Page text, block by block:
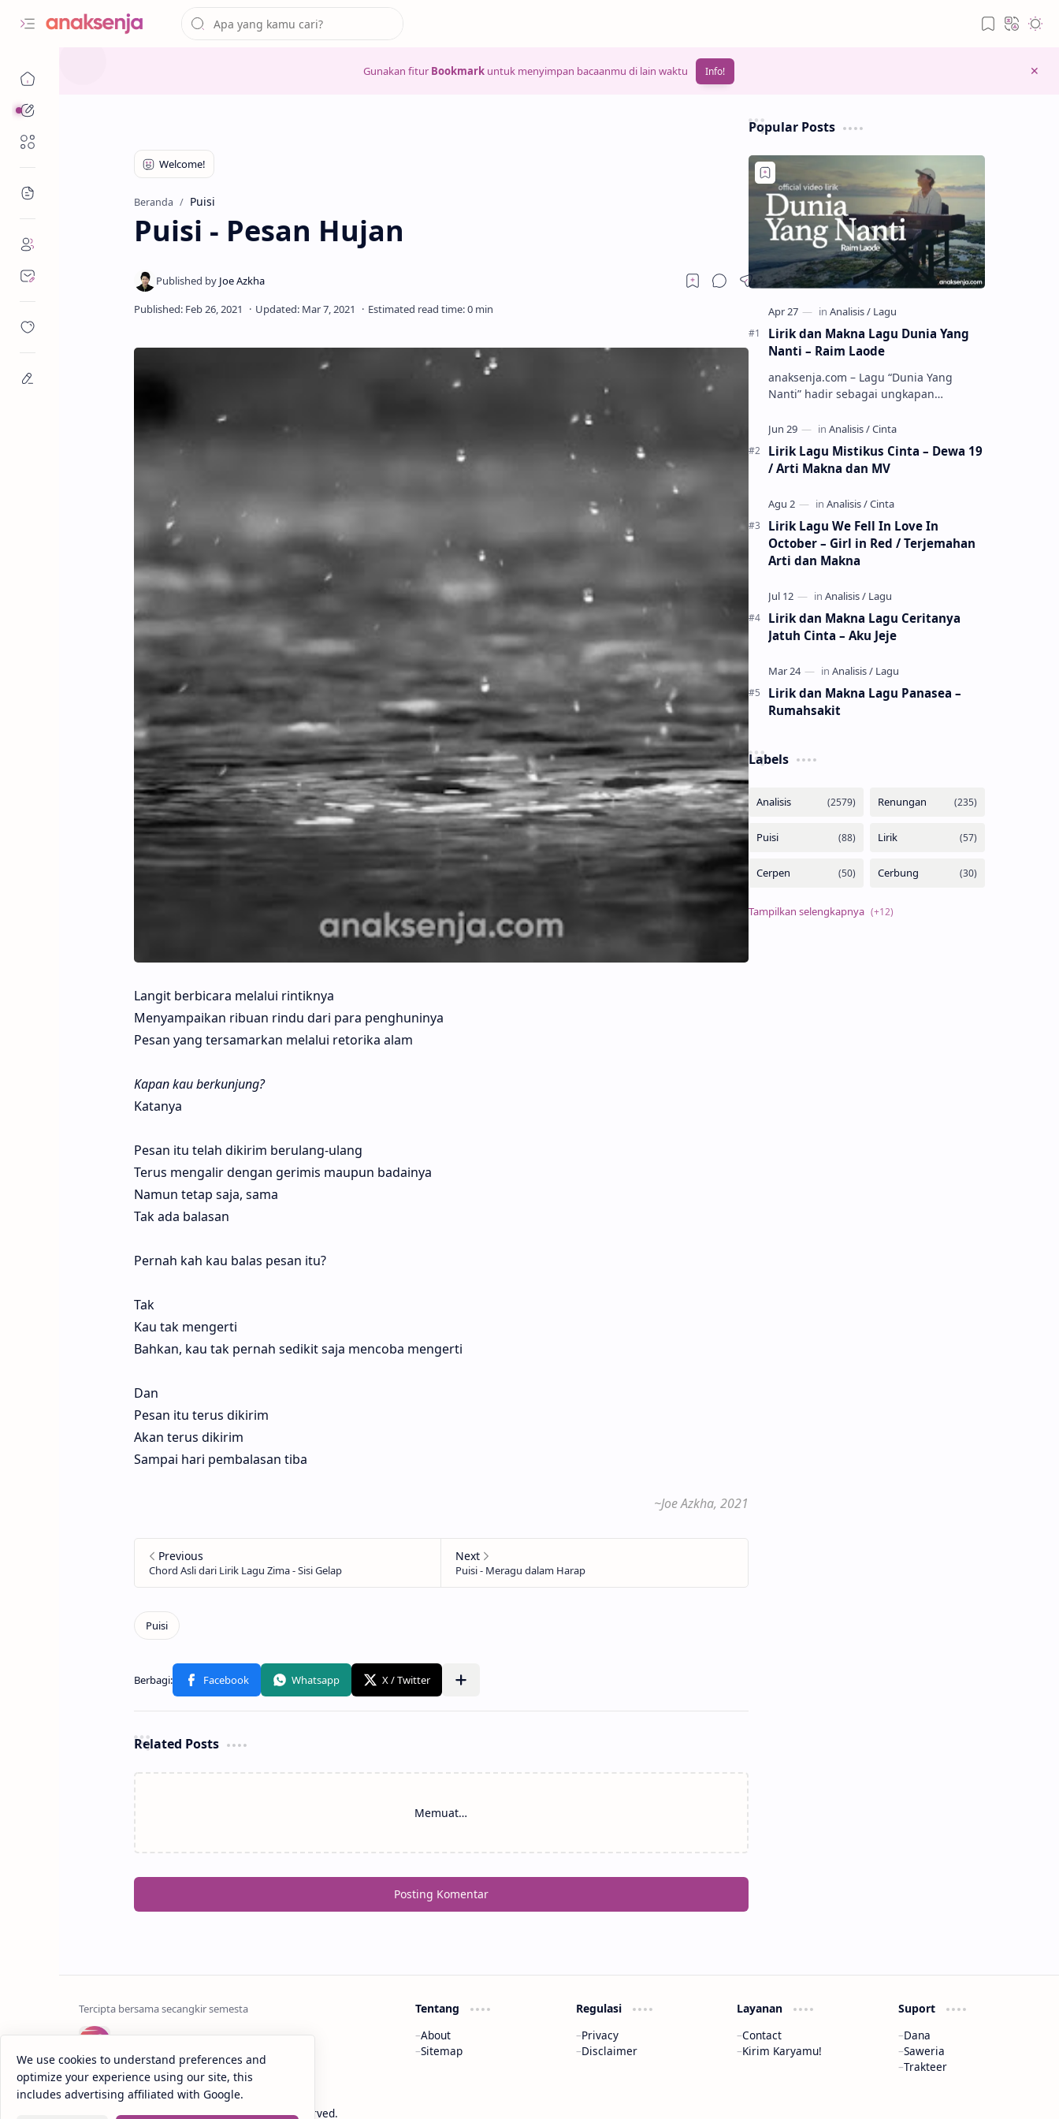
Gunakan fitur Bookmarkuntuk menyimpan bacaanmu di lain waktu Info!
Beranda Puisi
Puisi - Pesan Hujan
Langit berbicara melalui rintiknya
Menyampaikan ribuan rindu dari para penghuninya
Pesan yang tersamarkan melalui retorika alam
Kapan kau berkunjung?
Katanya
Pesan itu telah dikirim berulang-ulang
Terus mengalir dengan gerimis maupun badainya
Namun tetap saja, sama
Tak ada balasan
Pernah kah kau balas pesan itu?
Tak
Kau tak mengerti
Bahkan, kau tak pernah sedikit saja mencoba mengerti
Dan
Pesan itu terus dikirim
Akan terus dikirim
Sampai hari pembalasan tiba
~Joe Azkha, 2021
Related Posts
Memuat…
Posting Komentar
Popular Posts
Lirik dan Makna Lagu Dunia Yang
Nanti – Raim Laode
anaksenja.com – Lagu “Dunia Yang
Nanti” hadir sebagai ungkapan
tak selalu bisa dimiliki. Mengangkat
kisah du…
Lirik Lagu Mistikus Cinta – Dewa 19
/ Arti Makna dan MV
Lirik Lagu We Fell In Love In
October – Girl in Red / Terjemahan
Arti dan Makna
Lirik dan Makna Lagu Ceritanya
Jatuh Cinta – Aku Jeje
Lirik dan Makna Lagu Panasea –
Rumahsakit
Labels
anaksenja.com
Mengindahkan dunia dengan sastra
Tentang
About
Sitemap
Regulasi
Privacy
Disclaimer
Layanan
Contact
Kirim Karyamu!
Suport
Dana
Saweria
Trakteer
2020 -2026‧Anak Senja ‧ All rights reserved.
We use cookies to understand preferences and
optimize your experience using our site, this
includes advertising affiliated with Google.